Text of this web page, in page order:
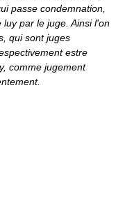
passe condemnation,
par le juge. Ainsi l'on
qui sont juges
estre
comme jugement